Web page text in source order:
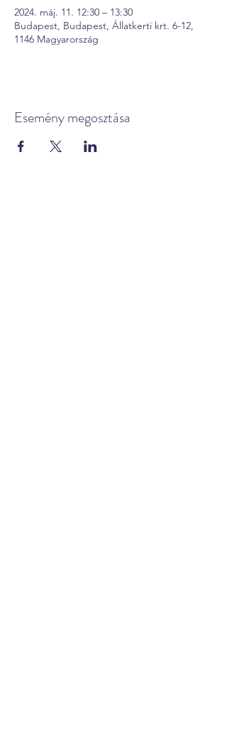
2024. máj. 11. 12:30 – 13:30
Budapest, Budapest, Állatkerti krt. 6-12,
1146 Magyarország
Esemény megosztása